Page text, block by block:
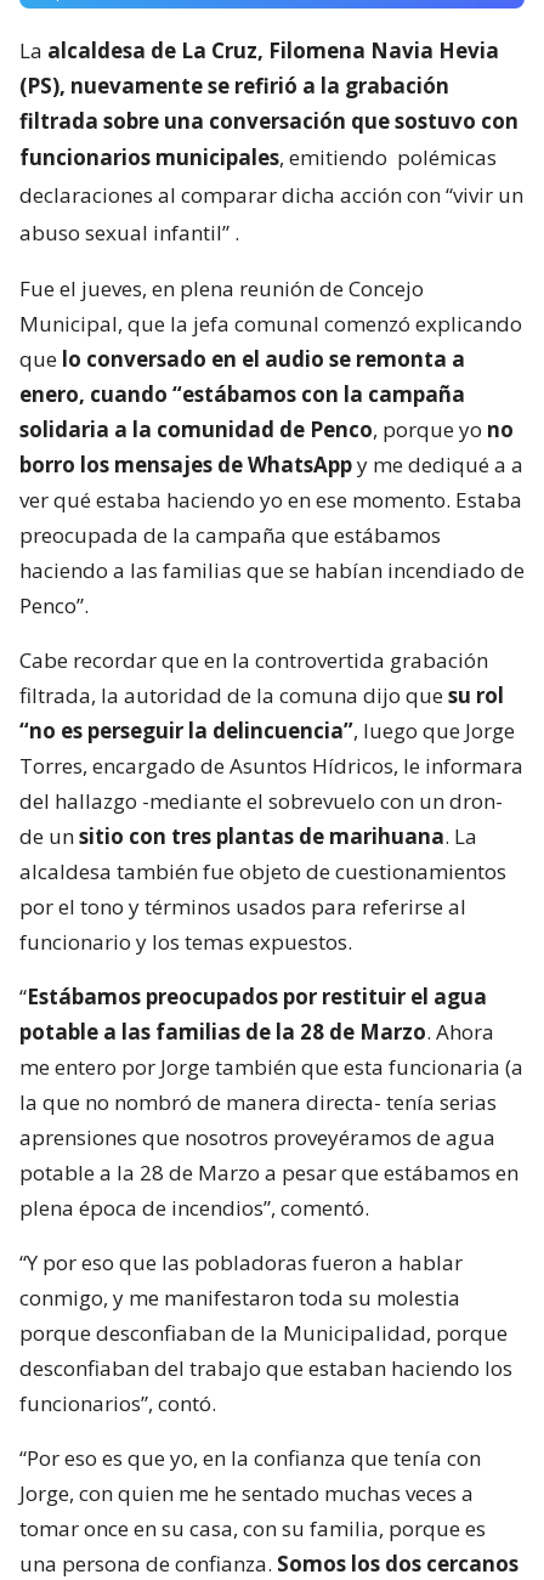
La alcaldesa de La Cruz, Filomena Navia Hevia
(PS), nuevamente se refirió a la grabación
filtrada sobre una conversación que sostuvo con
funcionarios municipales, emitiendo polémicas
declaraciones al comparar dicha acción con “vivir un
abuso sexual infantil” .
Fue el jueves, en plena reunión de Concejo
Municipal, que la jefa comunal comenzó explicando
que lo conversado en el audio se remonta a
enero, cuando “estábamos con la campaña
solidaria a la comunidad de Penco, porque yo no
borro los mensajes de WhatsAppy me dediqué a a
ver qué estaba haciendo yo en ese momento. Estaba
preocupada de la campaña que estábamos
haciendo a las familias que se habían incendiado de
Penco”.
Cabe recordar que en la controvertida grabación
filtrada, la autoridad de la comuna dijo quesu rol
“no es perseguir la delincuencia”, luego que Jorge
Torres, encargado de Asuntos Hídricos, le informara
del hallazgo -mediante el sobrevuelo con un dron-
de unsitio con tres plantas de marihuana. La
alcaldesa también fue objeto de cuestionamientos
por el tono y términos usados para referirse al
funcionario y los temas expuestos.
“Estábamos preocupados por restituir el agua
potable a las familias de la 28 de Marzo. Ahora
me entero por Jorge también que esta funcionaria (a
la que no nombró de manera directa- tenía serias
aprensiones que nosotros proveyéramos de agua
potable a la 28 de Marzo a pesar que estábamos en
plena época de incendios”, comentó.
“Y por eso que las pobladoras fueron a hablar
conmigo, y me manifestaron toda su molestia
porque desconfiaban de la Municipalidad, porque
desconfiaban del trabajo que estaban haciendo los
funcionarios”, contó.
“Por eso es que yo, en la confianza que tenía con
Jorge, con quien me he sentado muchas veces a
tomar once en su casa, con su familia, porque es
una persona de confianza. Somos los dos cercanos